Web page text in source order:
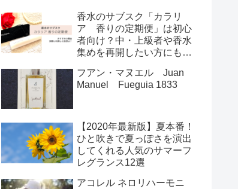
香水のサブスク「カラリ
ア 香りの定期便」は初心
者向け？中・上級者や香水
集めを再開したい方にもお
フアン・マヌエル Juan
Manuel Fueguia 1833
【2020年最新版】夏本番！
ひと吹きで夏っぽさを演出
してくれる人気のサマーフ
レグランス12選
アコレル ネロリハーモニ